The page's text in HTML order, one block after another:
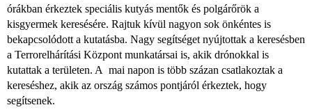
órákban érkeztek speciális kutyás mentők és polgárőrök a
kisgyermek keresésére. Rajtuk kívül nagyon sok önkéntes is
bekapcsolódott a kutatásba. Nagy segítséget nyújtottak a keresésben
a Terrorelhárítási Központ munkatársai is, akik drónokkal is
kutattak a területen. A mai napon is több százan csatlakoztak a
kereséshez, akik az ország számos pontjáról érkeztek, hogy
segítsenek.